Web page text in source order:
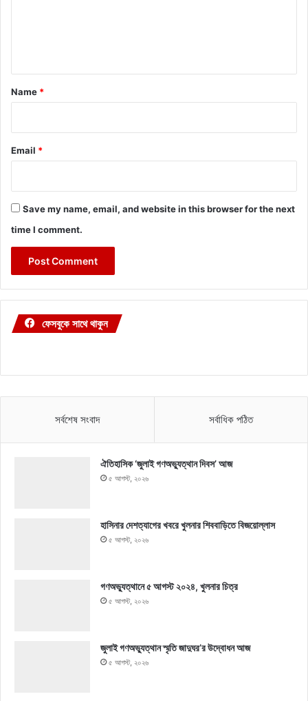
*
Name *
Email *
Save my name, email, and website in this browser for the next
time I comment.
ফেসবুকে সাথে থাকুন
সর্বশেষ সংবাদ সর্বাধিক পঠিত
ঐতিহাসিক ‘জুলাই গণঅভ্যুত্থান দিবস’ আজ
৫ আগস্ট, ২০২৬
হাসিনার দেশত্যাগের খবরে খুলনার শিববাড়িতে বিজয়োল্লাস
৫ আগস্ট, ২০২৬
গণঅভ্যুত্থানে ৫ আগস্ট ২০২৪, খুলনার চিত্র
৫ আগস্ট, ২০২৬
জুলাই গণঅভ্যুত্থান স্মৃতি জাদুঘর’র উদ্বোধন আজ
৫ আগস্ট, ২০২৬